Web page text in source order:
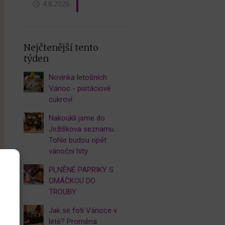
4.8.2026
Nejčtenější tento
týden
Novinka letošních
Vánoc - pistáciové
cukroví
Nakoukli jsme do
Ježíškova seznamu.
Tohle budou opět
vánoční hity.
PLNĚNÉ PAPRIKY S
OMÁČKOU DO
TROUBY
Jak se fotí Vánoce v
létě? Proměna